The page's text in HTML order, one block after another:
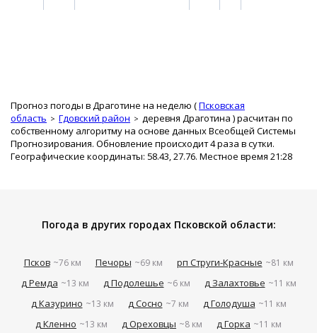
Прогноз погоды в Драготине на неделю (Псковская
область
Гдовский район деревня Драготина ) расчитан по
собственному алгоритму на основе данных Всеобщей Системы
Прогнозирования. Обновление происходит 4 раза в сутки.
Географические координаты: 58.43, 27.76. Местное время 21:28
Погода в других городах Псковской области:
Псков ~76 км Печоры ~69 км рп Струги-Красные ~81 км
д Ремда ~13 км д Подолешье ~6 км д Залахтовье ~11 км
д Казурино ~13 км д Сосно ~7 км д Голодуша ~11 км
д Кленно ~13 км д Ореховцы ~8 км д Горка ~11 км